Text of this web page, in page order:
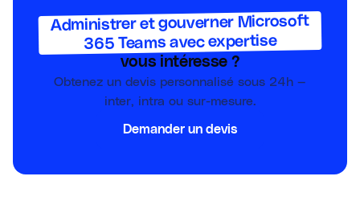
Administrer et gouverner Microsoft
365 Teams avec expertise
vous intéresse ?
Obtenez un devis personnalisé sous 24h —
inter, intra ou sur-mesure.
Demander un devis